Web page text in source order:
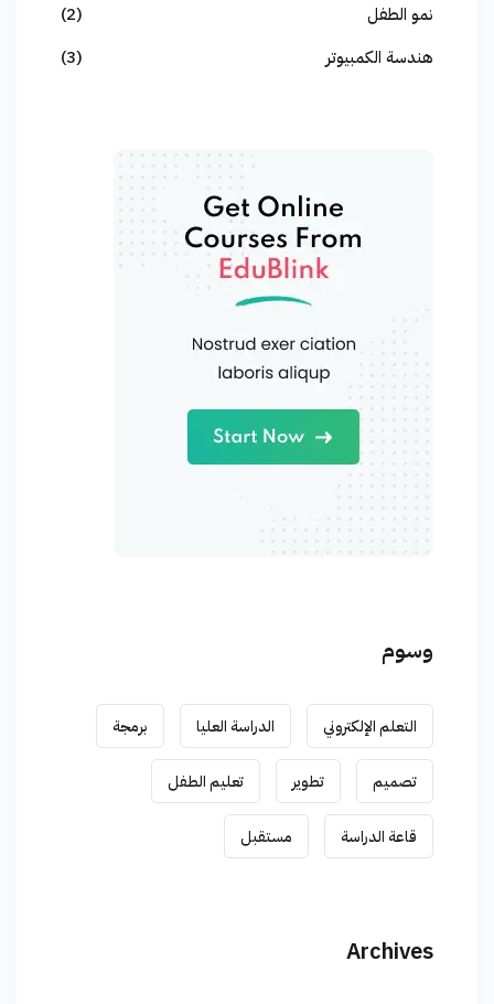
نمو الطفل
(2)
هندسة الكمبيوتر
(3)
وسوم
التعلم الإلكتروني الدراسة العليا برمجة
تصميم تطوير تعليم الطفل
قاعة الدراسة مستقبل
Archives